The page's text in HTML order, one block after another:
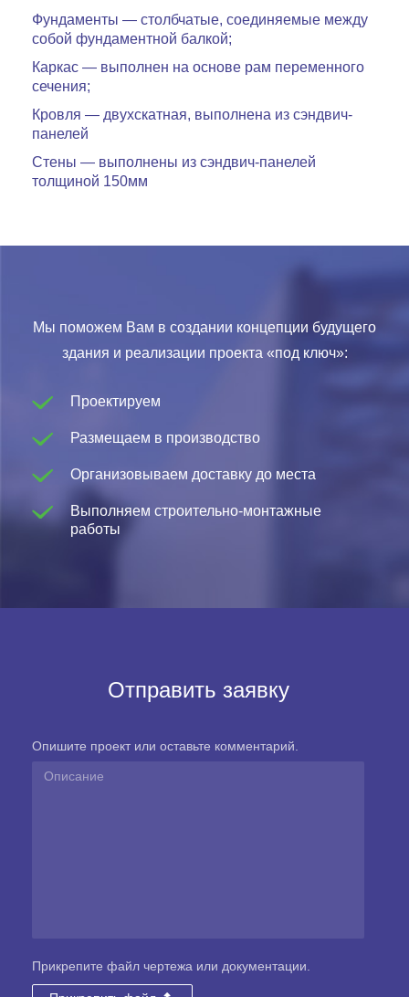
Фундаменты — столбчатые, соединяемые между
собой фундаментной балкой;
Каркас — выполнен на основе рам переменного
сечения;
Кровля — двухскатная, выполнена из сэндвич-
панелей
Стены — выполнены из сэндвич-панелей
толщиной 150мм
Мы поможем Вам в создании концепции будущего
здания и реализации проекта «под ключ»:
Проектируем
Размещаем в производство
Организовываем доставку до места
Выполняем строительно-монтажные
работы
Отправить заявку
Опишите проект или оставьте комментарий.
Прикрепите файл чертежа или документации.